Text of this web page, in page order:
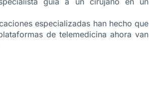
especializadas han hecho que
de telemedicina ahora van